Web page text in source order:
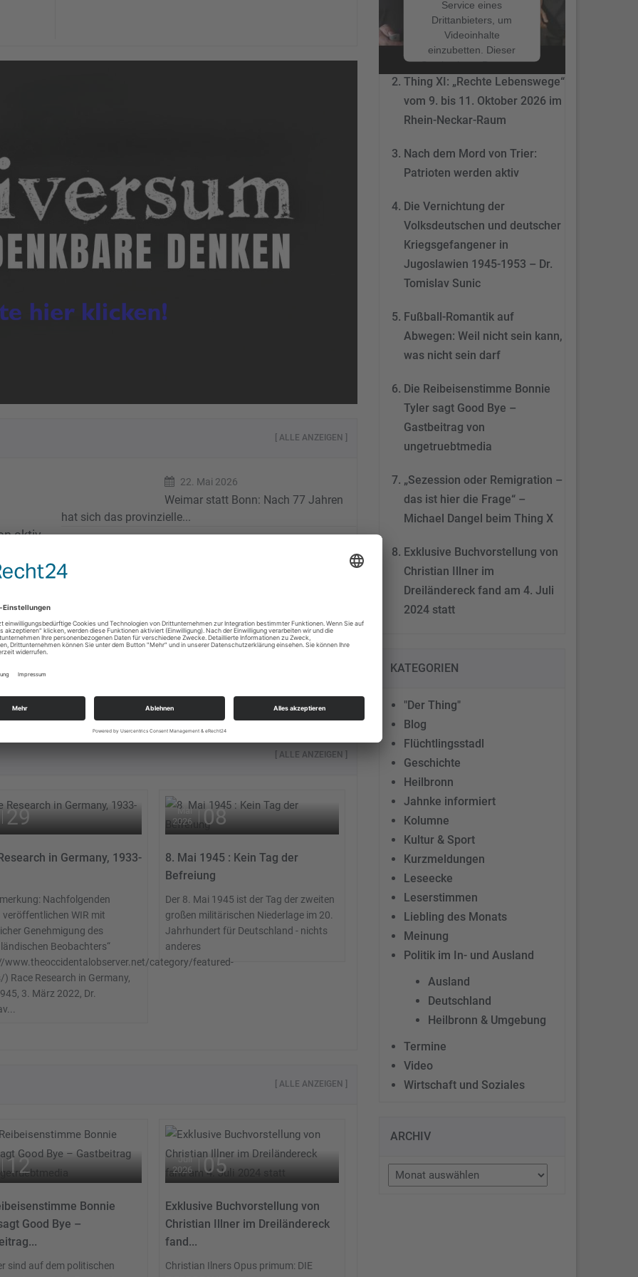
[ ALLE ANZEIGEN ]
aktiv
22. Juli
Safet
22. Mai 2026
Weimar statt Bonn: Nach 77 Jahren
hat sich das provinzielle...
6. April 2026
Von wegen 80% der Syrer sollen in
See!
[ ALLE ANZEIGEN ]
29
in Germany, 1933-
Nachfolgenden
veröffentlichen WIR mit
Genehmigung des
Beobachters“
www.theoccidentalobserver.net/category/featured-
Race Research in Germany,
3. März 2022, Dr.
Mai
2026
08
8. Mai 1945 : Kein Tag der
Befreiung
Der 8. Mai 1945 ist der Tag der zweiten
großen militärischen Niederlage im 20.
Jahrhundert für Deutschland - nichts
anderes
[ ALLE ANZEIGEN ]
12
Bonnie
Good Bye –
sind auf dem politischen
Juli
2026
05
Exklusive Buchvorstellung von
Christian Illner im Dreiländereck
fand...
Christian Ilners Opus primum: DIE
Service eines
Drittanbieters, um
Videoinhalte
einzubetten. Dieser
Service kann Daten zu
Ihren Aktivitäten
sammeln. Bitte lesen
und stimmen Sie der
zu, um dieses Video
anzusehen.
Mehr
Informationen
Akzeptieren
powered by
Usercentrics Consent
&eRecht24
Nach dem Mord von Trier:
Patrioten werden aktiv
Thing XI: „Rechte Lebenswege“
vom 9. bis 11. Oktober 2026 im
Rhein-Neckar-Raum
Nach dem Mord von Trier:
Patrioten werden aktiv
Die Vernichtung der
Volksdeutschen und deutscher
Kriegsgefangener in
Jugoslawien 1945-1953 – Dr.
Tomislav Sunic
Fußball-Romantik auf
Abwegen: Weil nicht sein kann,
was nicht sein darf
Die Reibeisenstimme Bonnie
Tyler sagt Good Bye –
Gastbeitrag von
ungetruebtmedia
„Sezession oder Remigration –
das ist hier die Frage“ –
Michael Dangel beim Thing X
Exklusive Buchvorstellung von
Christian Illner im
Dreiländereck fand am 4. Juli
2024 statt
KATEGORIEN
"Der Thing"
Blog
Flüchtlingsstadl
Geschichte
Heilbronn
Jahnke informiert
Kolumne
Kultur & Sport
Kurzmeldungen
Leseecke
Leserstimmen
Liebling des Monats
Meinung
Politik im In- und Ausland
Ausland
Deutschland
Heilbronn & Umgebung
Termine
Video
Wirtschaft und Soziales
ARCHIV
Archiv